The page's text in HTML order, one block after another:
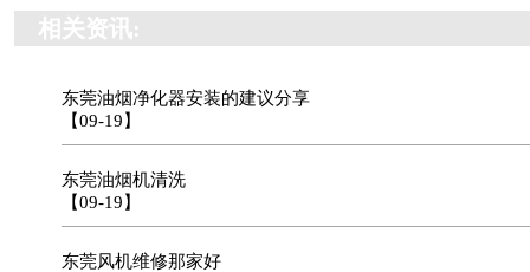
相关资讯:
东莞油烟净化器安装的建议分享
【09-19】
东莞油烟机清洗
【09-19】
东莞风机维修那家好